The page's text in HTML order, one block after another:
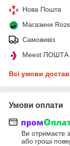
Нова Пошта
Магазини
Самовивіз
Meest ПОШТА
Всі умови
Умови оплати
Ви отримаєте
або гроші